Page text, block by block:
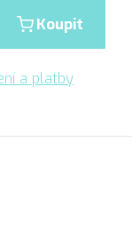
Koupit
a platby